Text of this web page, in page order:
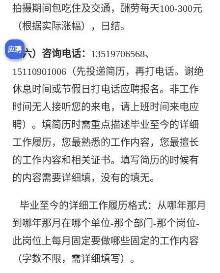
应聘
拍摄期间包吃住及交通，酬劳每天100-300元
（根据实际涨幅），日结。
（六）咨询电话： 13519706568、
15110901006（先投递简历，再打电话。谢绝
休息时间或节假日打电话应聘报名。非工作
时间无人接听您的来电，请上班时间来电应
聘）。填简历时需重点描述毕业至今的详细
工作履历，您最熟悉的工作内容，您最擅长
的工作内容和相关证书。填写简历的时候有
的内容需要详细填，没有的填无。
毕业至今的详细工作履历格式：从哪年那月
到哪年那月在哪个单位-那个部门-那个岗位-
此岗位上每月固定要做哪些固定的工作内容
（字数不限，需详细填写）。